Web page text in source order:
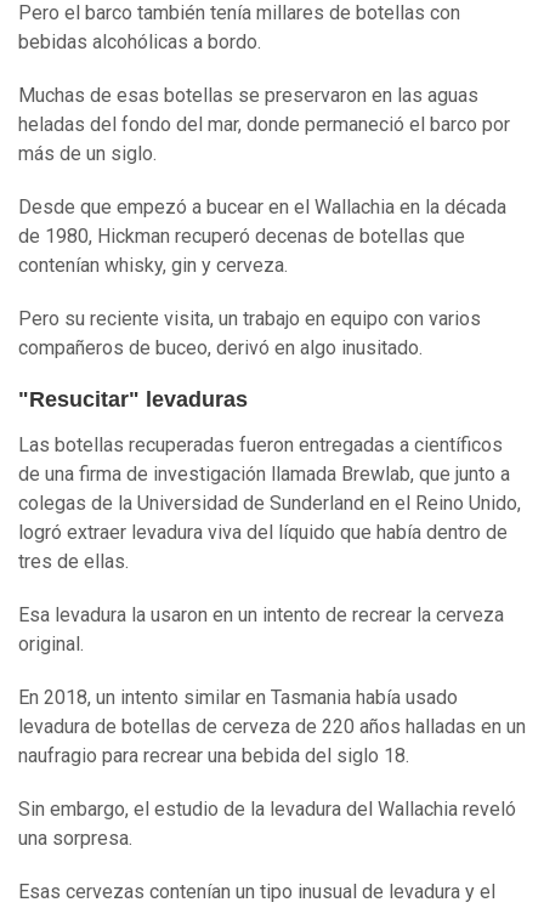
Pero el barco también tenía millares de botellas con
bebidas alcohólicas a bordo.
Muchas de esas botellas se preservaron en las aguas
heladas del fondo del mar, donde permaneció el barco por
más de un siglo.
Desde que empezó a bucear en el Wallachia en la década
de 1980, Hickman recuperó decenas de botellas que
contenían whisky, gin y cerveza.
Pero su reciente visita, un trabajo en equipo con varios
compañeros de buceo, derivó en algo inusitado.
"Resucitar" levaduras
Las botellas recuperadas fueron entregadas a científicos
de una firma de investigación llamada Brewlab, que junto a
colegas de la Universidad de Sunderland en el Reino Unido,
logró extraer levadura viva del líquido que había dentro de
tres de ellas.
Esa levadura la usaron en un intento de recrear la cerveza
original.
En 2018, un intento similar en Tasmania había usado
levadura de botellas de cerveza de 220 años halladas en un
naufragio para recrear una bebida del siglo 18.
Sin embargo, el estudio de la levadura del Wallachia reveló
una sorpresa.
Esas cervezas contenían un tipo inusual de levadura y el